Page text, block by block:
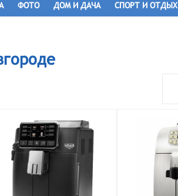
ФОТО ДОМ И ДАЧА СПОРТ И ОТДЫХ